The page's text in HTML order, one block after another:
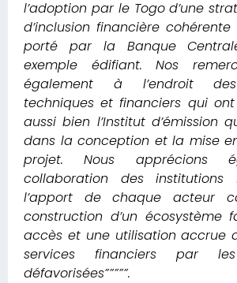
l’adoption par le Togo d’une
d’inclusion financière
porté par la Banque
exemple édifiant. Nos
également à l’endroit
techniques et financiers qui
aussi bien l’Institut d’émission
dans la conception et la mise
projet. Nous apprécions
collaboration des institutions
l’apport de chaque acteur
construction d’un écosystème
accès et une utilisation accrue
services financiers par
défavorisées”””””.